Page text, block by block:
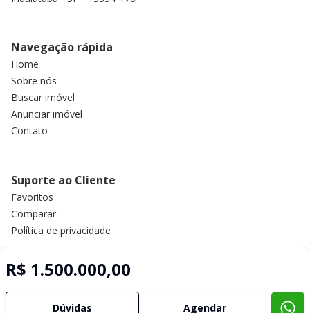
R$ 1.500.000,00
Dúvidas Agendar
Navegação rápida
Home
Sobre nós
Buscar imóvel
Anunciar imóvel
Contato
Suporte ao Cliente
Favoritos
Comparar
Política de privacidade
Selo de Tecnologia Loft